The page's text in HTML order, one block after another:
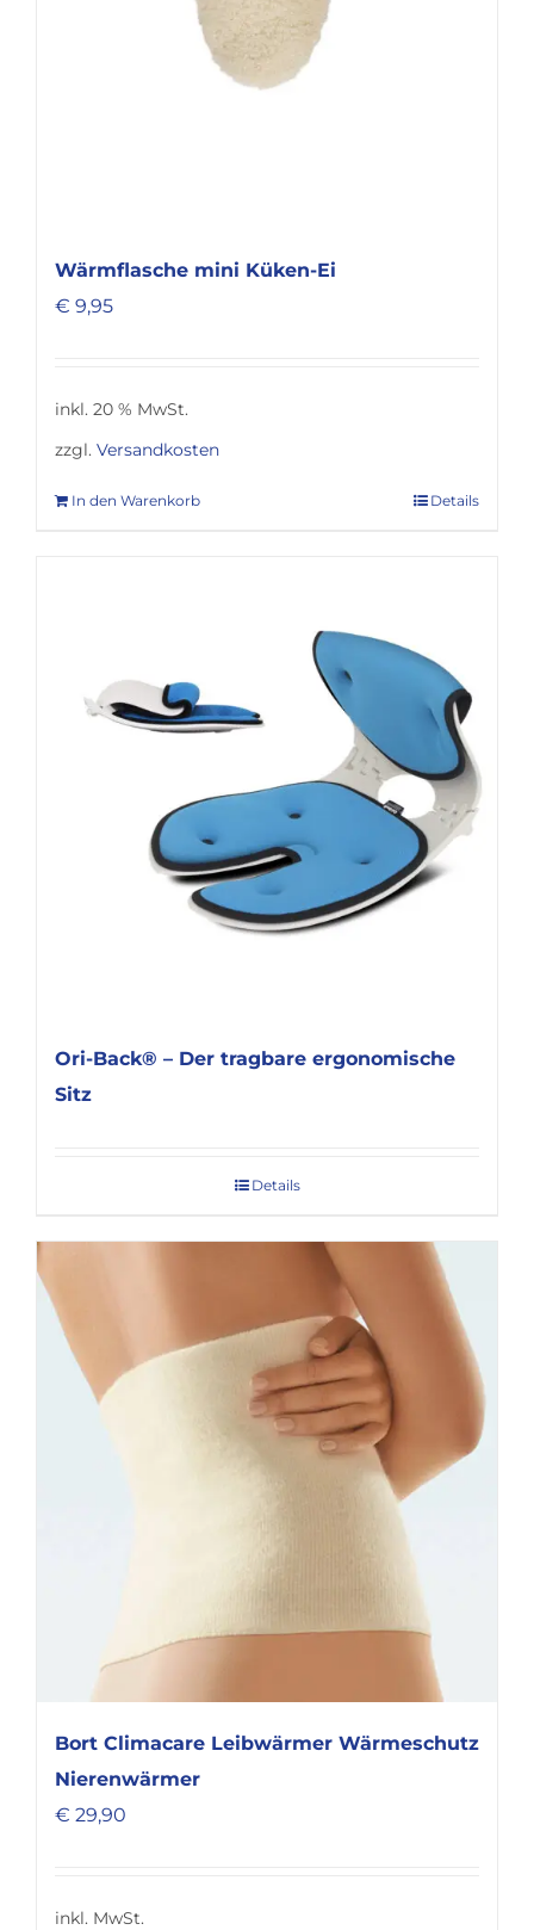
Wärmflasche mini Küken-Ei
€ 9,95
inkl. 20 % MwSt.
zzgl. Versandkosten
In den Warenkorb Details
Ori-Back® – Der tragbare ergonomische
Sitz
Details
Bort Climacare Leibwärmer Wärmeschutz
Nierenwärmer
€ 29,90
inkl. MwSt.